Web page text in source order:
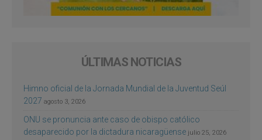
ÚLTIMAS NOTICIAS
Himno oficial de la Jornada Mundial de la Juventud Seúl
2027 agosto 3, 2026
ONU se pronuncia ante caso de obispo católico
desaparecido por la dictadura nicaragüense julio 25, 2026